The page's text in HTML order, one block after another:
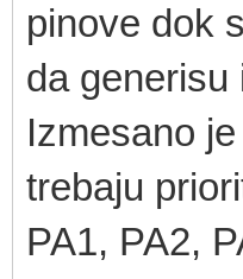
pinove dok
da generisu
Izmesano
trebaju
PA1, PA2,